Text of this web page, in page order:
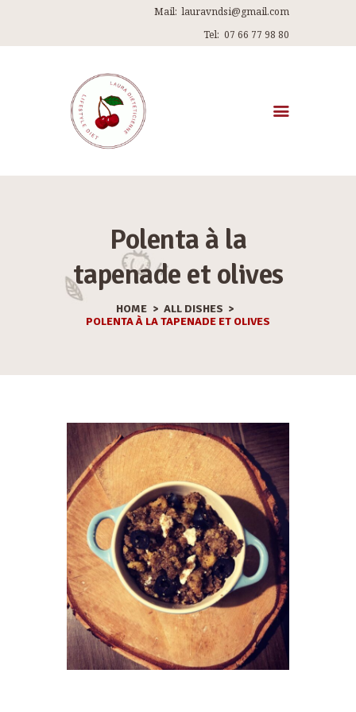
Mail: lauravndsi@gmail.com
Tel: 07 66 77 98 80
Polenta à la
tapenade et olives
HOME
ALL DISHES
POLENTA À LA TAPENADE ET OLIVES
RECETTES
ARTICLES
ME CONTACTER